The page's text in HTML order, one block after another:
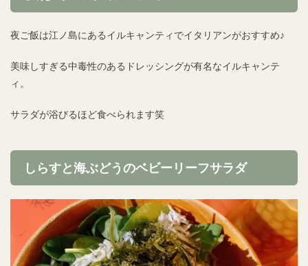
夜ご飯は江ノ島にあるイルキャンティでイタリアンがおすすめ♪
美味しすぎる中毒性のあるドレッシングが有名なイルキャンテ
ィ。
サラダが浴びるほど食べられます笑
しらすと海ぶどうのベビーリーフサラダ